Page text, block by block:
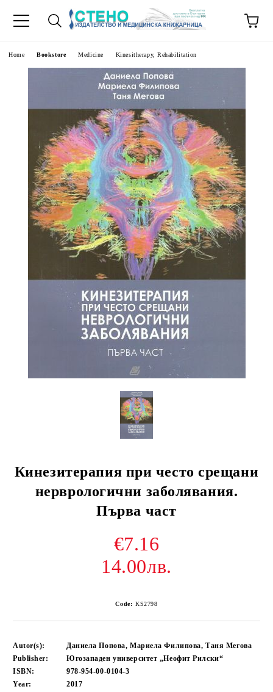
Home Bookstore Medicine Kinesitherapy, Rehabilitation
Кинезитерапия при често срещани
нерврологични заболявания.
Първа част
€7.16
14.00лв.
Code: KS2798
Autor(s):
Даниела Попова, Мариела Филипова, Таня Мегова
Publisher:
Югозападен университет „Неофит Рилски“
ISBN:
978-954-00-0104-3
Year:
2017